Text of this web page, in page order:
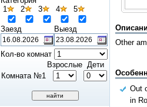
1
2 3 4 5
Заезд Выезд
Кол-во комнат
Взрослые Дети
Комната №1
Other
Out
in